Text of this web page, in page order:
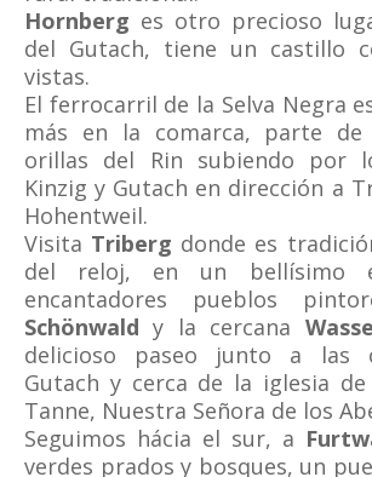
Hornberg es otro precioso
del Gutach, tiene un castillo
vistas.
El ferrocarril de la Selva Negra
más en la comarca, parte de
orillas del Rin subiendo por
Kinzig y Gutach en dirección a
Hohentweil.
Visita Triberg donde es
del reloj, en un bellísimo
encantadores pueblos
Schönwaldy la cercana
delicioso paseo junto a las
Gutach y cerca de la iglesia
Tanne, Nuestra Señora de los
Seguimos hácia el sur, a
verdes prados y bosques, un